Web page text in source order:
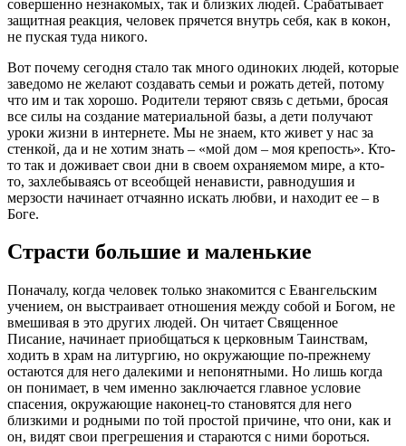
совершенно незнакомых, так и близких людей. Срабатывает
защитная реакция, человек прячется внутрь себя, как в кокон,
не пуская туда никого.
Вот почему сегодня стало так много одиноких людей, которые
заведомо не желают создавать семьи и рожать детей, потому
что им и так хорошо. Родители теряют связь с детьми, бросая
все силы на создание материальной базы, а дети получают
уроки жизни в интернете. Мы не знаем, кто живет у нас за
стенкой, да и не хотим знать – «мой дом – моя крепость». Кто-
то так и доживает свои дни в своем охраняемом мире, а кто-
то, захлебываясь от всеобщей ненависти, равнодушия и
мерзости начинает отчаянно искать любви, и находит ее – в
Боге.
Страсти большие и маленькие
Поначалу, когда человек только знакомится с Евангельским
учением, он выстраивает отношения между собой и Богом, не
вмешивая в это других людей. Он читает Священное
Писание, начинает приобщаться к церковным Таинствам,
ходить в храм на литургию, но окружающие по-прежнему
остаются для него далекими и непонятными. Но лишь когда
он понимает, в чем именно заключается главное условие
спасения, окружающие наконец-то становятся для него
близкими и родными по той простой причине, что они, как и
он, видят свои прегрешения и стараются с ними бороться.